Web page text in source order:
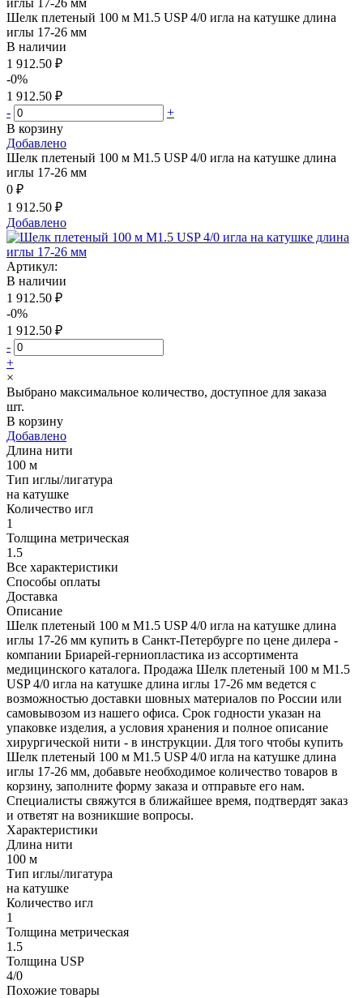
Шелк плетеный 100 м М1.5 USP 4/0 игла на катушке длина
иглы 17-26 мм
В наличии
1 912.50 ₽
-0%
1 912.50 ₽
-
+
В корзину
Добавлено
Шелк плетеный 100 м М1.5 USP 4/0 игла на катушке длина
иглы 17-26 мм
0 ₽
1 912.50 ₽
Добавлено
Артикул:
В наличии
1 912.50 ₽
-0%
1 912.50 ₽
-
+
×
Выбрано максимальное количество, доступное для заказа
шт.
В корзину
Добавлено
Длина нити
100 м
Тип иглы/лигатура
на катушке
Количество игл
1
Толщина метрическая
1.5
Все характеристики
Способы оплаты
Доставка
Описание
Шелк плетеный 100 м М1.5 USP 4/0 игла на катушке длина
иглы 17-26 мм купить в Санкт-Петербурге по цене дилера -
компании Бриарей-герниопластика из ассортимента
медицинского каталога. Продажа Шелк плетеный 100 м М1.5
USP 4/0 игла на катушке длина иглы 17-26 мм ведется с
возможностью доставки шовных материалов по России или
самовывозом из нашего офиса. Срок годности указан на
упаковке изделия, а условия хранения и полное описание
хирургической нити - в инструкции. Для того чтобы купить
Шелк плетеный 100 м М1.5 USP 4/0 игла на катушке длина
иглы 17-26 мм, добавьте необходимое количество товаров в
корзину, заполните форму заказа и отправьте его нам.
Специалисты свяжутся в ближайшее время, подтвердят заказ
и ответят на возникшие вопросы.
Характеристики
Длина нити
100 м
Тип иглы/лигатура
на катушке
Количество игл
1
Толщина метрическая
1.5
Толщина USP
4/0
Похожие товары